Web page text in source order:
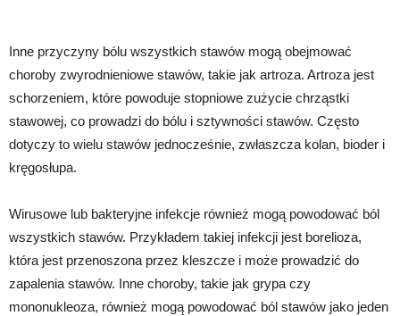
Inne przyczyny bólu wszystkich stawów mogą obejmować
choroby zwyrodnieniowe stawów, takie jak artroza. Artroza jest
schorzeniem, które powoduje stopniowe zużycie chrząstki
stawowej, co prowadzi do bólu i sztywności stawów. Często
dotyczy to wielu stawów jednocześnie, zwłaszcza kolan, bioder i
kręgosłupa.
Wirusowe lub bakteryjne infekcje również mogą powodować ból
wszystkich stawów. Przykładem takiej infekcji jest borelioza,
która jest przenoszona przez kleszcze i może prowadzić do
zapalenia stawów. Inne choroby, takie jak grypa czy
mononukleoza, również mogą powodować ból stawów jako jeden